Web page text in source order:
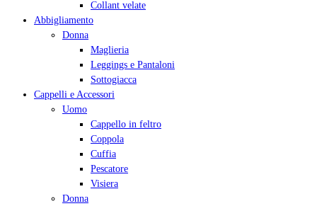
Collant velate
Abbigliamento
Donna
Maglieria
Leggings e Pantaloni
Sottogiacca
Cappelli e Accessori
Uomo
Cappello in feltro
Coppola
Cuffia
Pescatore
Visiera
Donna